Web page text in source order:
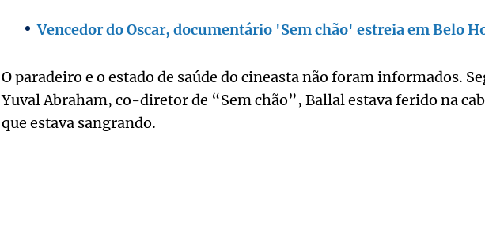
Vencedor do Oscar, documentário 'Sem chão' estreia em Belo
O paradeiro e o estado de saúde do cineasta não foram informados.
Yuval Abraham, co-diretor de “Sem chão”, Ballal estava ferido na
que estava sangrando.